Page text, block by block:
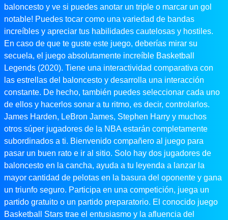
baloncesto y ve si puedes anotar un triple o marcar un gol
notable! Puedes tocar como una variedad de bandas
increíbles y apreciar tus habilidades cautelosas y hostiles.
En caso de que te guste este juego, deberías mirar su
secuela, el juego absolutamente increíble Basketball
Legends (2020). Tiene una interactividad comparativa con
las estrellas del baloncesto y desarrolla una interacción
constante. De hecho, también puedes seleccionar cada uno
de ellos y hacerlos sonar a tu ritmo, es decir, controlarlos.
James Harden, LeBron James, Stephen Harry y muchos
otros súper jugadores de la NBA estarán completamente
subordinados a ti. Bienvenido compañero al juego para
pasar un buen rato e ir al sitio. Solo hay dos jugadores de
baloncesto en la cancha, ayuda a tu leyenda a lanzar la
mayor cantidad de pelotas en la basura del oponente y gana
un triunfo seguro. Participa en una competición, juega un
partido gratuito o un partido preparatorio. El conocido juego
Basketball Stars trae el entusiasmo y la afluencia del